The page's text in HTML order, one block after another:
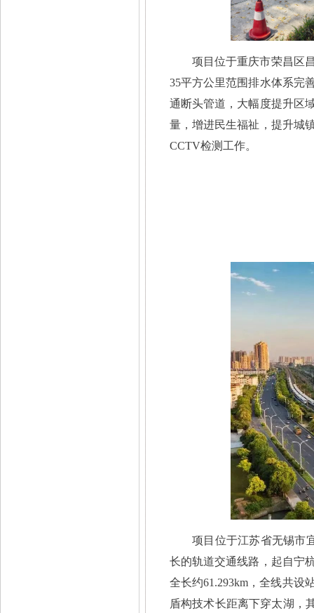
项目位于重庆市荣昌区
35平方公里范围排水体系完
通断头管道，大幅度提升区
量，增进民生福祉，提升城
CCTV检测工作。
项目位于江苏省无锡市
长的轨道交通线路，起自宁
全长约61.293km，全线共设
盾构技术长距离下穿太湖，